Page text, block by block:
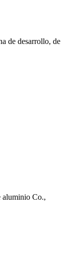
de desarrollo, de
aluminio Co.,